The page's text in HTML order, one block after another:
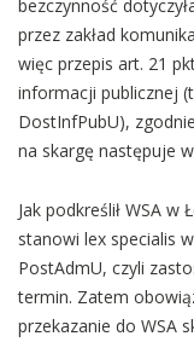
bezczynność
przez zakład
więc przepis art. 21
informacji publicznej
DostInfPubU),
na skargę następuje
Jak podkreślił WSA
stanowi lex specialis
PostAdmU, czyli
termin. Zatem
przekazanie do WSA